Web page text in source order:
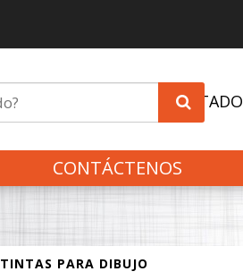
INVITADO
CONTÁCTENOS
TINTAS PARA DIBUJO